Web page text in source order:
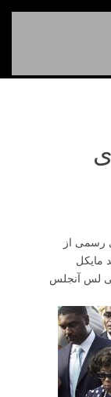
رسمی از
مایکل
لس آنجلس